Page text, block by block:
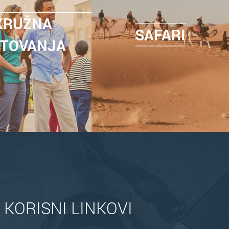
SAFARI
KORISNI LINKOVI